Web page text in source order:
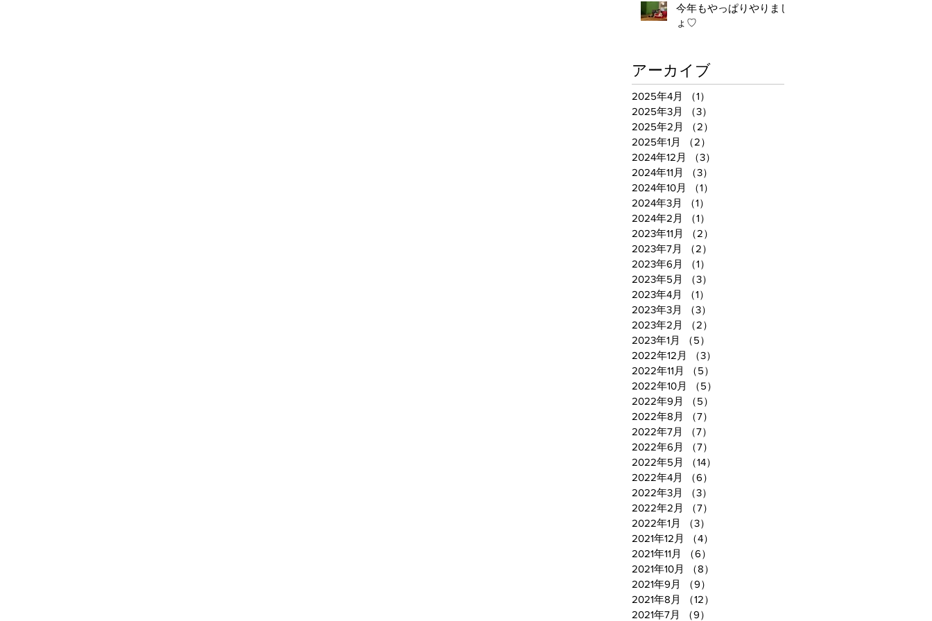
今年もやっぱりやりまし
ょ♡
アーカイブ
2025年4月 （1）
2025年3月
（3）
2025年2月
（2）
2025年1月
（2）
2024年12月
（3）
2024年11月
（3）
2024年10月
（1）
2024年3月
（1）
2024年2月
（1）
2023年11月
（2）
2023年7月
（2）
2023年6月
（1）
2023年5月
（3）
2023年4月
（1）
2023年3月
（3）
2023年2月
（2）
2023年1月
（5）
2022年12月
（3）
2022年11月
（5）
2022年10月
（5）
2022年9月
（5）
2022年8月
（7）
2022年7月
（7）
2022年6月
（7）
2022年5月
（14）
2022年4月
（6）
2022年3月
（3）
2022年2月
（7）
2022年1月
（3）
2021年12月
（4）
2021年11月
（6）
2021年10月
（8）
2021年9月
（9）
2021年8月
（12）
2021年7月
（9）